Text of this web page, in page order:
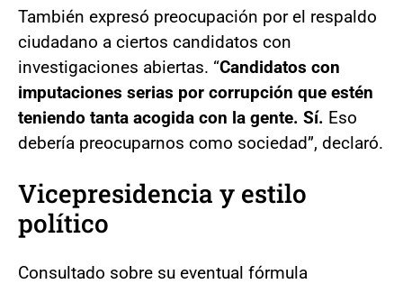
También expresó preocupación por el respaldo
ciudadano a ciertos candidatos con
investigaciones abiertas. “Candidatos con
imputaciones serias por corrupción que estén
teniendo tanta acogida con la gente. Sí. Eso
debería preocuparnos como sociedad”, declaró.
Vicepresidencia y estilo
político
Consultado sobre su eventual fórmula